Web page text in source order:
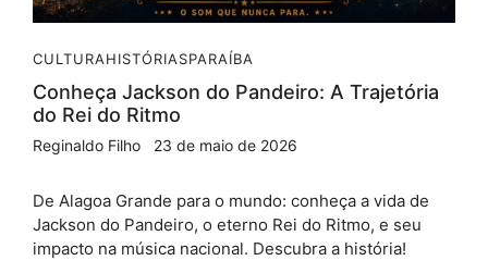
CULTURAHISTÓRIASPARAÍBA
Conheça Jackson do Pandeiro: A Trajetória
do Rei do Ritmo
Reginaldo Filho 23 de maio de 2026
De Alagoa Grande para o mundo: conheça a vida de
Jackson do Pandeiro, o eterno Rei do Ritmo, e seu
impacto na música nacional. Descubra a história!